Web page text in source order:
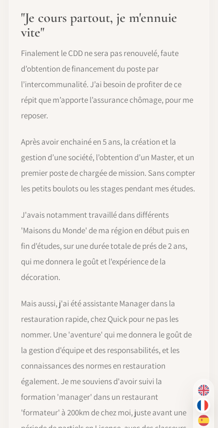
EN
FR
ES
"Je cours partout, je m'ennuie
vite"
Finalement le CDD ne sera pas renouvelé, faute
d’obtention de financement du poste par
l’intercommunalité. J’ai besoin de profiter de ce
répit que m’apporte l’assurance chômage, pour me
reposer.
Après avoir enchainé en 5 ans, la création et la
gestion d’une société, l’obtention d’un Master, et un
premier poste de chargée de mission. Sans compter
les petits boulots ou les stages pendant mes études.
J'avais notamment travaillé dans différents
'Maisons du Monde' de ma région en début puis en
fin d'études, sur une durée totale de prés de 2 ans,
qui me donnera le goût et l'expérience de la
décoration.
Mais aussi, j'ai été assistante Manager dans la
restauration rapide, chez Quick pour ne pas les
nommer. Une 'aventure' qui me donnera le goût de
la gestion d'équipe et des responsabilités, et les
connaissances des normes en restauration
également. Je me souviens d'avoir suivi la
formation 'manager' dans un restaurant
'formateur' à 200km de chez moi, juste avant une